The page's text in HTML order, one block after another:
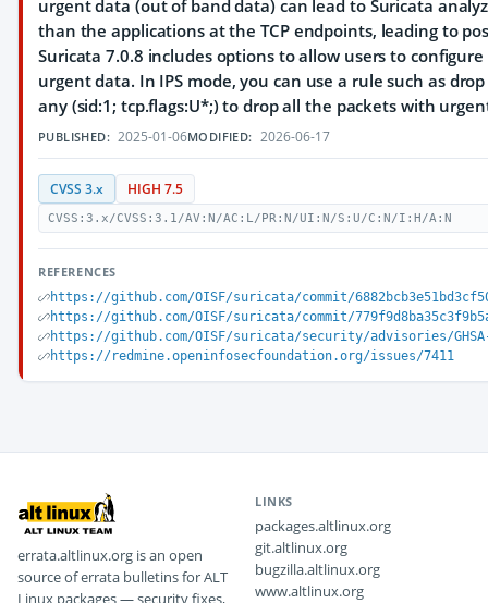
urgent data (out of band data) can lead to Suricata
than the applications at the TCP endpoints, leading to
Suricata 7.0.8 includes options to allow users to
urgent data. In IPS mode, you can use a rule such as
any (sid:1; tcp.flags:U*;) to drop all the packets with
PUBLISHED: 2025-01-06MODIFIED: 2026-06-17
CVSS 3.x HIGH 7.5
CVSS:3.x/CVSS:3.1/AV:N/AC:L/PR:N/UI:N/S:U/C:N/I:H/A:N
REFERENCES
https://github.com/OISF/suricata/commit/
https://github.com/OISF/suricata/commit/
https://github.com/OISF/suricata/security/advisories/GHSA-
https://redmine.openinfosecfoundation.org/issues/7411
errata.altlinux.org is an open
source of errata bulletins for ALT
Linux packages — security fixes,
LINKS
packages.altlinux.org
git.altlinux.org
bugzilla.altlinux.org
www.altlinux.org